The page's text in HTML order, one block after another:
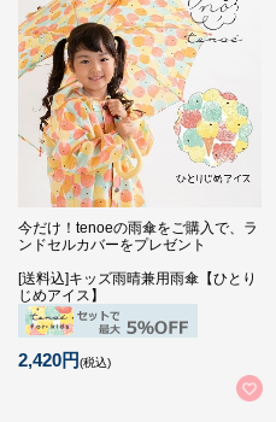
今だけ！tenoeの雨傘をご購入で、ラ
ンドセルカバーをプレゼント
[送料込]キッズ雨晴兼用雨傘【ひとり
じめアイス】
2,420円(税込)